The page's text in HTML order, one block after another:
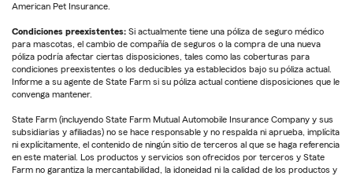
American Pet Insurance.
Condiciones preexistentes: Si actualmente tiene una póliza de seguro médico
para mascotas, el cambio de compañía de seguros o la compra de una nueva
póliza podría afectar ciertas disposiciones, tales como las coberturas para
condiciones preexistentes o los deducibles ya establecidos bajo su póliza actual.
Informe a su agente de State Farm si su póliza actual contiene disposiciones que le
convenga mantener.
State Farm (incluyendo State Farm Mutual Automobile Insurance Company y sus
subsidiarias y afiliadas) no se hace responsable y no respalda ni aprueba, implícita
ni explícitamente, el contenido de ningún sitio de terceros al que se haga referencia
en este material. Los productos y servicios son ofrecidos por terceros y State
Farm no garantiza la mercantabilidad, la idoneidad ni la calidad de los productos y